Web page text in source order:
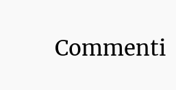
Commenti